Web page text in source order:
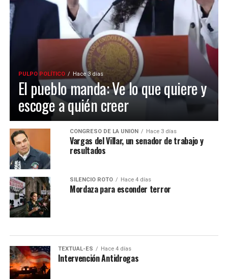
PULPO POLÍTICO Hace 3 días
El pueblo manda: Ve lo que quiere y
escoge a quién creer
CONGRESO DE LA UNIÓN Hace 3 días
Vargas del Villar, un senador de trabajo y
resultados
SILENCIO ROTO Hace 4 días
Mordaza para esconder terror
TEXTUAL-ES Hace 4 días
Intervención Antidrogas